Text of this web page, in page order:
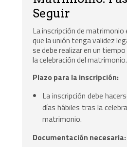
Seguir
La inscripción de matrimonio
que la unión tenga validez
se debe realizar en un
la celebración del matrimonio.
Plazo para la inscripción:
La inscripción debe
días hábiles tras la
matrimonio.
Documentación necesaria: